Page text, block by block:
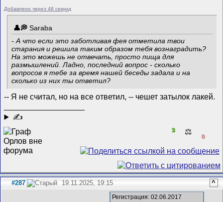
Добавлено через 48 секунд
Saraba
- А что если это заботливая фея отметила твои
старания и решила таким образом тебя вознаградить?
На это можешь не отвечать, просто пища для
размышлений. Ладно, последний вопрос - сколько
вопросов я тебе за время нашей беседы задала и на
сколько из них ты ответил?
-- Я не считал, но на все ответил, -- чешет затылок лакей.
✍
3 ⚖️
0
#287 19.11.2025, 19:15 ^
Регистрация: 02.06.2017